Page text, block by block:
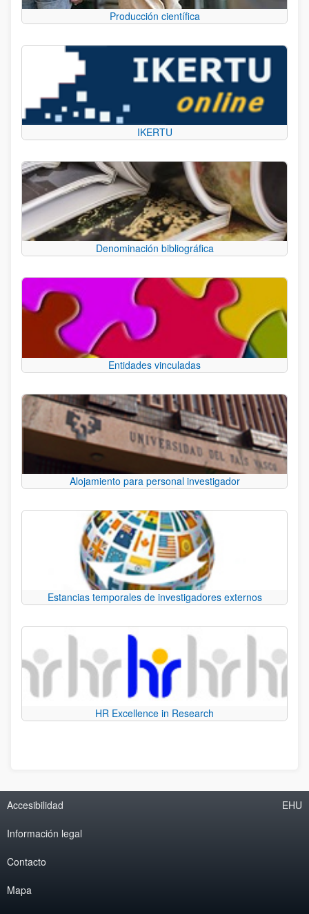
Producción científica
IKERTU
Denominación bibliográfica
Entidades vinculadas
Alojamiento para personal investigador
Estancias temporales de investigadores externos
HR Excellence in Research
Accesibilidad
Información legal
Contacto
Mapa
EHU